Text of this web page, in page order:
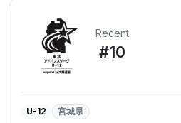
Recent
#10
U-12 宮城県